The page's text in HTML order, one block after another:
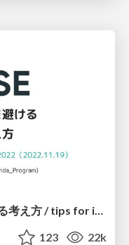
個人開発の失敗を避けるイケてる考え方 / tips for indie hackers
123 22k